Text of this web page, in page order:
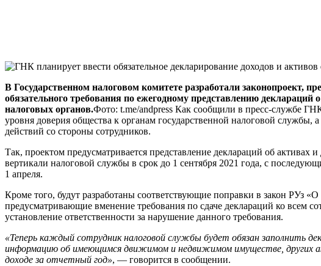
В Государственном налоговом комитете разработали законопроект,
обязательного требования по ежегодному представлению деклараций
налоговых органов.Фото: t.me/andpress Как сообщили в пресс-службе
уровня доверия общества к органам государственной налоговой
действий со стороны сотрудников.
Так, проектом предусматривается представление деклараций об активах
вертикали налоговой службы в срок до 1 сентября 2021 года, с
1 апреля.
Кроме того, будут разработаны соответствующие поправки в закон РУз
предусматривающие вменение требования по сдаче деклараций ко всем
установление ответственности за нарушение данного требования.
«Теперь каждый сотрудник налоговой службы будет обязан заполнить
информацию об имеющимся движимом и недвижимом имуществе, других
доходе за отчетный год», — говорится в сообщении.